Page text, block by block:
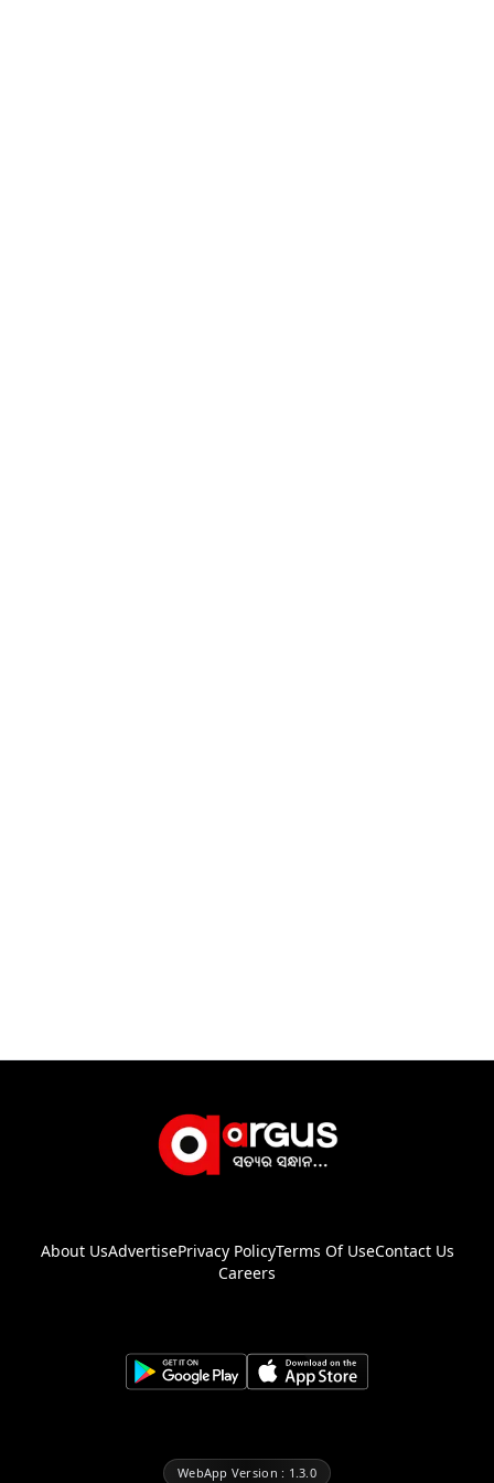
About UsAdvertisePrivacy PolicyTerms Of UseContact Us
Careers
WebApp Version : 1.3.0